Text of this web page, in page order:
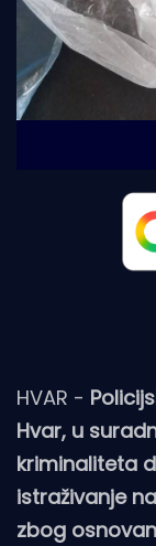
HVAR -
Hvar, u
kriminaliteta
istraživanje
zbog